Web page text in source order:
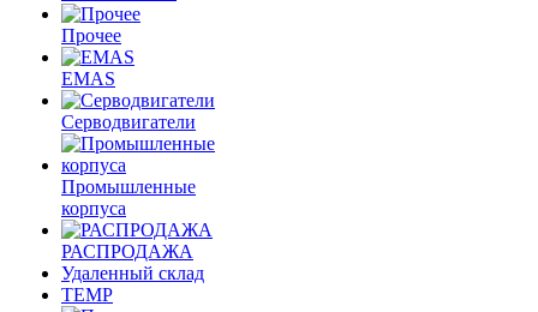
Прочее
EMAS
Cерводвигатели
Промышленные
корпуса
РАСПРОДАЖА
Удаленный склад
TEMP